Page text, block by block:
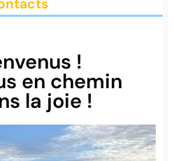
!
en chemin
la joie !